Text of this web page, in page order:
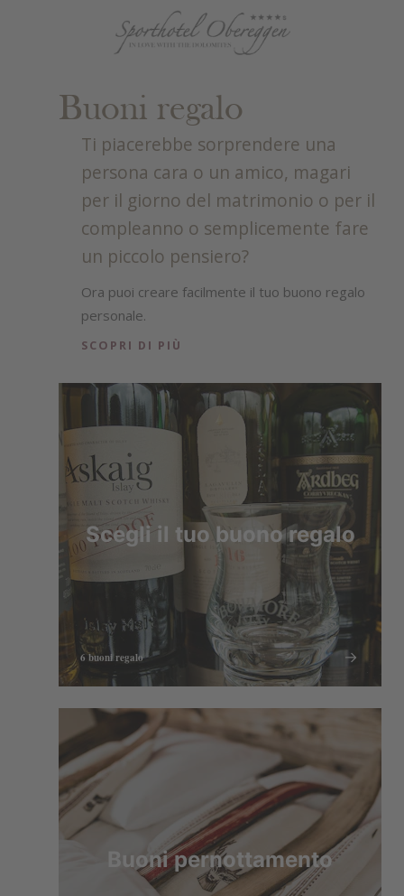
Buoni regalo
Ti piacerebbe sorprendere una
persona cara o un amico, magari
per il giorno del matrimonio o per il
compleanno o semplicemente fare
un piccolo pensiero?
Ora puoi creare facilmente il tuo buono regalo
personale.
Scegli tra le nostre idee regalo e personalizza il
SCOPRI DI PIÙ
Scegli il tuo buono regalo
6 buoni regalo
Buoni pernottamento